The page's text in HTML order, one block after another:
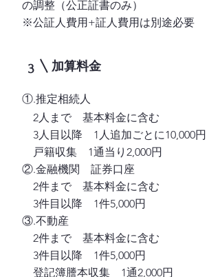
の調整（公正証書のみ）
※公証人費用+証人費用は別途必要
3 加算料金
①.推定相続人
2人まで 基本料金に含む
3人目以降 1人追加ごとに10,000円
戸籍収集 1通当り2,000円
②.金融機関 証券口座
2件まで 基本料金に含む
3件目以降 1件5,000円
③.不動産
2件まで 基本料金に含む
3件目以降 1件5,000円
登記簿謄本収集 1通2,000円